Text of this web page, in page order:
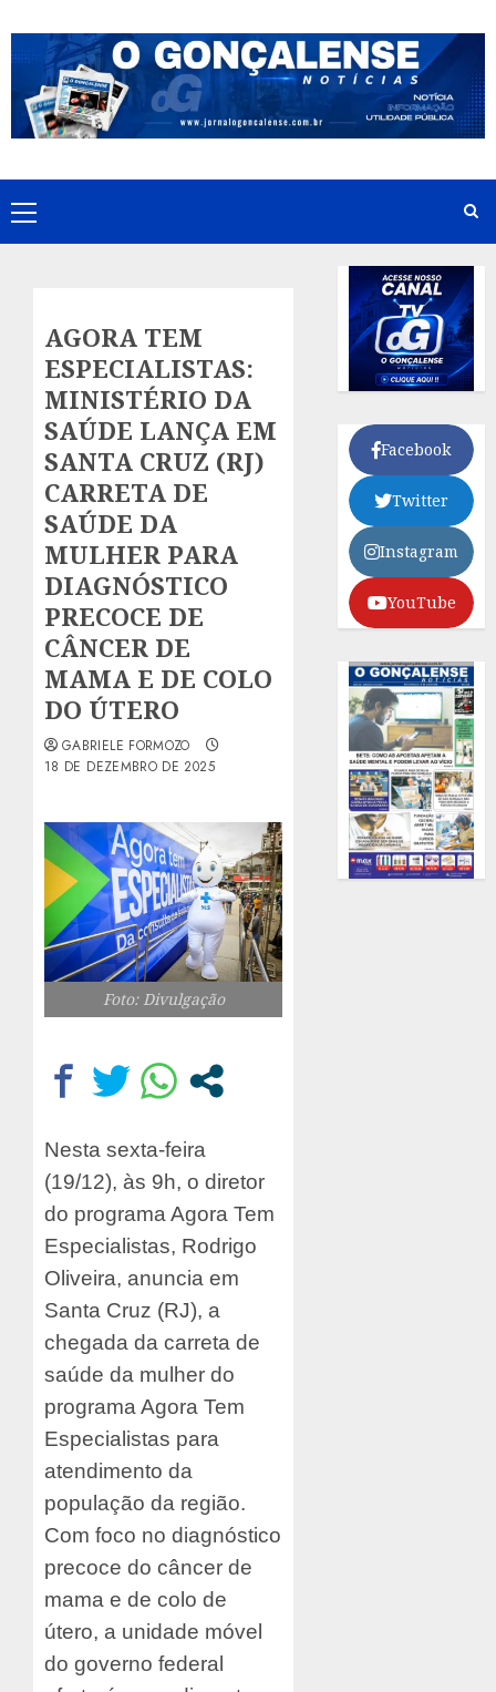
to
content
Primary
Menu
AGORA TEM
ESPECIALISTAS:
MINISTÉRIO DA
SAÚDE LANÇA EM
SANTA CRUZ (RJ)
CARRETA DE
SAÚDE DA
MULHER PARA
DIAGNÓSTICO
PRECOCE DE
CÂNCER DE
MAMA E DE COLO
DO ÚTERO
GABRIELE FORMOZO
18 DE DEZEMBRO DE 2025
Foto: Divulgação
Nesta sexta-feira
(19/12), às 9h, o diretor
do programa Agora Tem
Especialistas, Rodrigo
Oliveira, anuncia em
Santa Cruz (RJ), a
chegada da carreta de
saúde da mulher do
programa Agora Tem
Especialistas para
atendimento da
população da região.
Com foco no diagnóstico
precoce do câncer de
mama e de colo de
útero, a unidade móvel
do governo federal
Facebook
Twitter
Instagram
YouTube